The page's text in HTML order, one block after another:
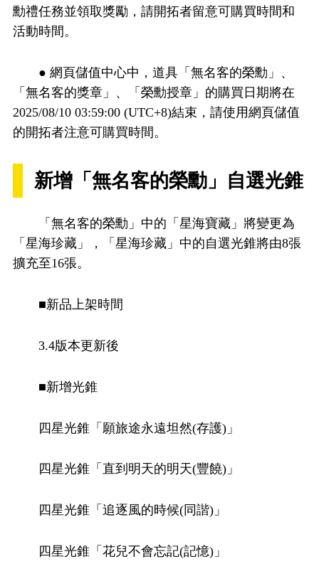
勳禮任務並領取獎勵，請開拓者留意可購買時間和
活動時間。
● 網頁儲值中心中，道具「無名客的榮勳」、
「無名客的獎章」、「榮勳授章」的購買日期將在
2025/08/10 03:59:00 (UTC+8)結束，請使用網頁儲值
的開拓者注意可購買時間。
新增「無名客的榮勳」自選光錐
「無名客的榮勳」中的「星海寶藏」將變更為
「星海珍藏」，「星海珍藏」中的自選光錐將由8張
擴充至16張。
■新品上架時間
3.4版本更新後
■新增光錐
四星光錐「願旅途永遠坦然(存護)」
四星光錐「直到明天的明天(豐饒)」
四星光錐「追逐風的時候(同諧)」
四星光錐「花兒不會忘記(記憶)」